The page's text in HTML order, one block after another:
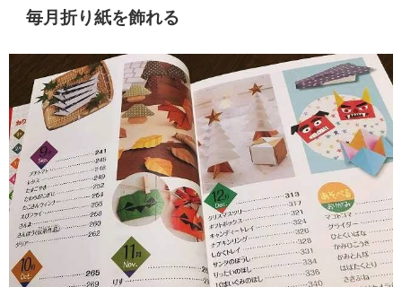
毎月折り紙を飾れる